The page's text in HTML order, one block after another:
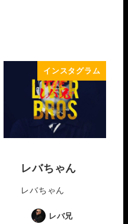
インスタグラム
レバちゃん
レバちゃん
レバ兄